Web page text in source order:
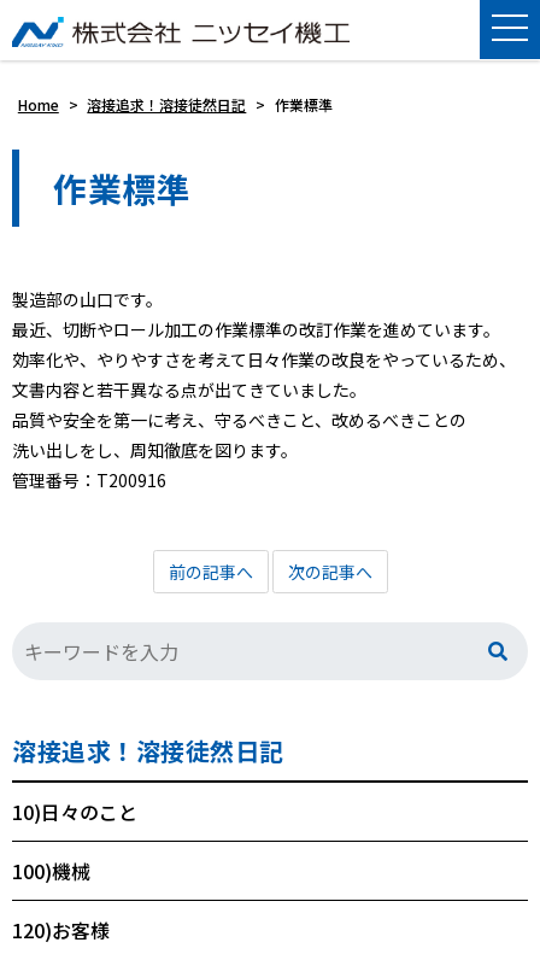
Home > 溶接追求！溶接徒然日記 > 作業標準
作業標準
製造部の山口です。
最近、切断やロール加工の作業標準の改訂作業を進めています。
効率化や、やりやすさを考えて日々作業の改良をやっているため、
文書内容と若干異なる点が出てきていました。
品質や安全を第一に考え、守るべきこと、改めるべきことの
洗い出しをし、周知徹底を図ります。
管理番号：T200916
前の記事へ 次の記事へ
溶接追求！溶接徒然日記
10)日々のこと
100)機械
120)お客様